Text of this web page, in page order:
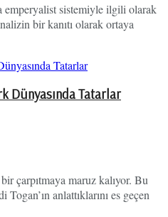
emperyalist sistemiyle ilgili olarak
bir kanıtı olarak ortaya
Dünyasında Tatarlar
çarpıtmaya maruz kalıyor. Bu
anlattıklarını es geçen